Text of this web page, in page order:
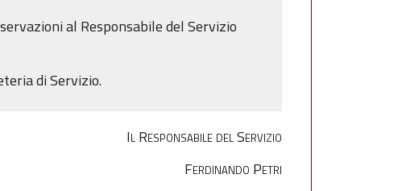
al Responsabile del Servizio
di Servizio.
Il Responsabile del Servizio
Ferdinando Petri